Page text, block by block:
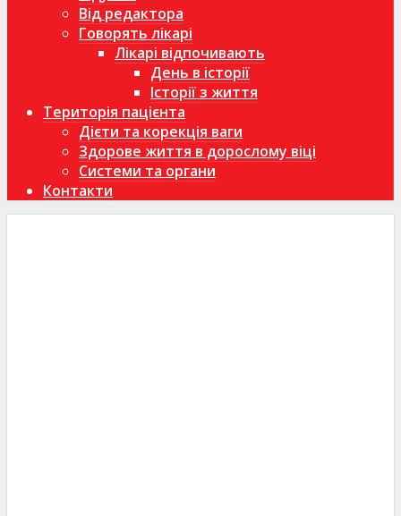
Від редактора
Говорять лікарі
Лікарі відпочивають
День в історії
Історії з життя
Територія пацієнта
Дієти та корекція ваги
Здорове життя в дорослому віці
Системи та органи
Контакти